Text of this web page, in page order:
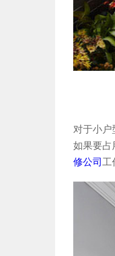
对于小户
如果要占
修公司 工